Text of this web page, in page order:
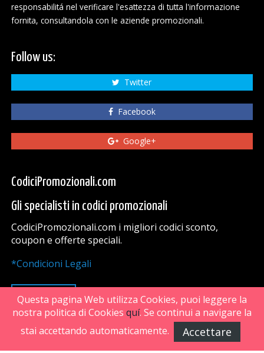
responsabilitá nel verificare l'esattezza di tutta l'informazione
fornita, consultandola con le aziende promozionali.
Follow us:
Twitter
Facebook
Google+
CodiciPromozionali.com
Gli specialisti in codici promozionali
CodiciPromozionali.com i migliori codici sconto,
coupon e offerte speciali.
*Condicioni Legali
VAI SU
FiveDoors Network 2018
Questa pagina Web utilizza Cookies, puoi leggere la
nostra politica di Cookies quí. Se continui a navigare la
stai accettando automaticamente.
Accettare